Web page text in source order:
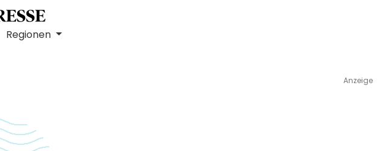
Regionen
Anzeige